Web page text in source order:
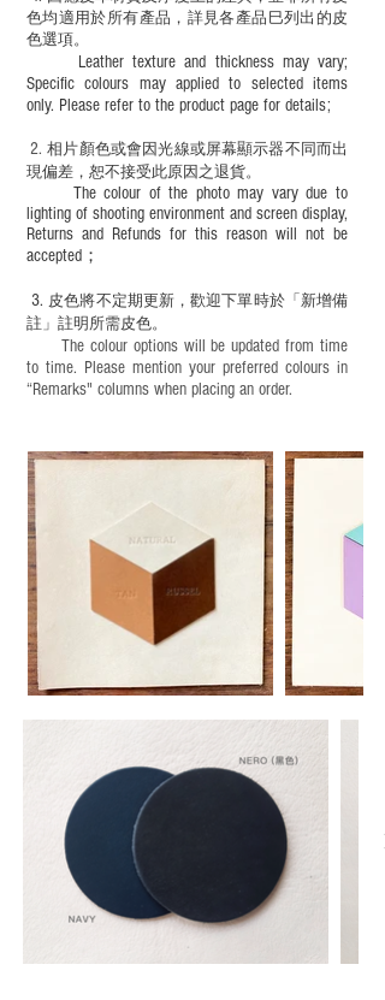
色均適用於所有產品，詳見各產品巳列出的皮
色選項。
Leather texture and thickness may vary;
Specific colours may applied to selected items
only. Please refer to the product page for details;
​2.相片顏色或會因光線或屏幕顯示器不同而出
現偏差，恕不接受此原因之退貨。
The colour of the photo may vary due to
lighting of shooting environment and screen display,
Returns and Refunds for this reason will not be
accepted；
3. 皮色將不定期更新，歡迎下單時於「新增備
註」註明 所需皮色。
The colour options will be updated from time
to time. Please mention your preferred colours in
“Remarks" columns when placing an order.